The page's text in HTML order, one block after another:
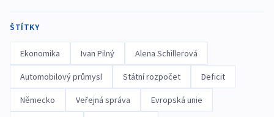
ŠTÍTKY
Ekonomika Ivan Pilný Alena Schillerová
Automobilový průmysl Státní rozpočet Deficit
Německo Veřejná správa Evropská unie